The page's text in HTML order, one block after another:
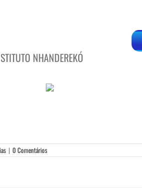
NHANDEREKÓ
| 0 Comentários